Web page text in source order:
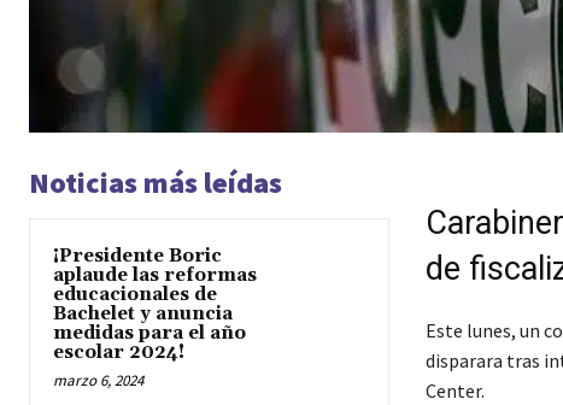
Noticias más leídas
¡Presidente Boric
aplaude las reformas
educacionales de
Bachelet y anuncia
medidas para el año
escolar 2024!
marzo 6, 2024
de
Este lunes, un
disparara tras
Center.